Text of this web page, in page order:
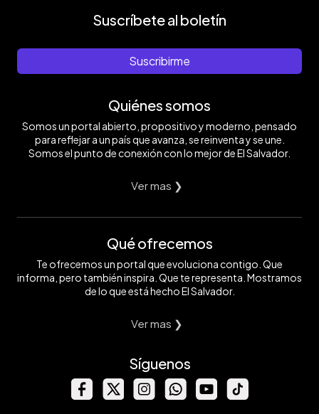
Suscríbete al boletín
Suscribirme
Quiénes somos
Somos un portal abierto, propositivo y moderno, pensado
para reflejar a un país que avanza, se reinventa y se une.
Somos el punto de conexión con lo mejor de El Salvador.
Ver mas ❯
Qué ofrecemos
Te ofrecemos un portal que evoluciona contigo. Que
informa, pero también inspira. Que te representa. Mostramos
de lo que está hecho El Salvador.
Ver mas ❯
Síguenos